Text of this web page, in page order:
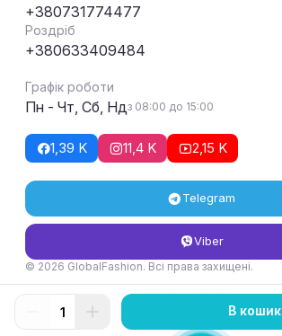
+380731774477
Роздріб
+380633409484
Графік роботи
Пн - Чт, Сб, Ндз 08:00 до 15:00
1,39 K 11,4 K 2,15 K
Telegram
Viber
© 2026 GlobalFashion. Всі права захищені.
Умови повернення та обміну товару
В кошик